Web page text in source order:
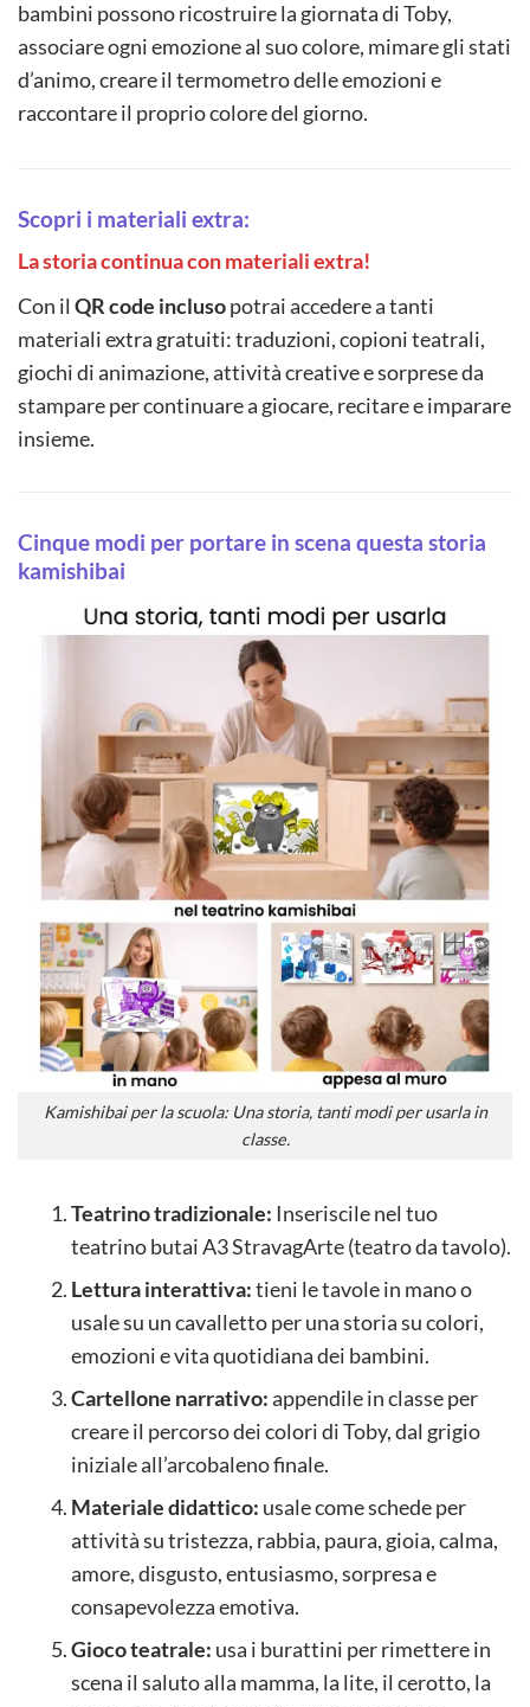
bambini possono ricostruire la giornata di Toby,
associare ogni emozione al suo colore, mimare gli stati
d’animo, creare il termometro delle emozioni e
raccontare il proprio colore del giorno.
Scopri i materiali extra:
La storia continua con materiali extra!
Con il QR code inclusopotrai accedere a tanti
materiali extra gratuiti: traduzioni, copioni teatrali,
giochi di animazione, attività creative e sorprese da
stampare per continuare a giocare, recitare e imparare
insieme.
Cinque modi per portare in scena questa storia
kamishibai
Kamishibai per la scuola: Una storia, tanti modi per usarla in
classe.
Teatrino tradizionale: Inseriscile nel tuo
teatrino butai A3 StravagArte (teatro da tavolo).
Lettura interattiva:tieni le tavole in mano o
usale su un cavalletto per una storia su colori,
emozioni e vita quotidiana dei bambini.
Cartellone narrativo:appendile in classe per
creare il percorso dei colori di Toby, dal grigio
iniziale all’arcobaleno finale.
Materiale didattico: usale come schede per
attività su tristezza, rabbia, paura, gioia, calma,
amore, disgusto, entusiasmo, sorpresa e
consapevolezza emotiva.
Gioco teatrale: usa i burattini per rimettere in
scena il saluto alla mamma, la lite, il cerotto, la